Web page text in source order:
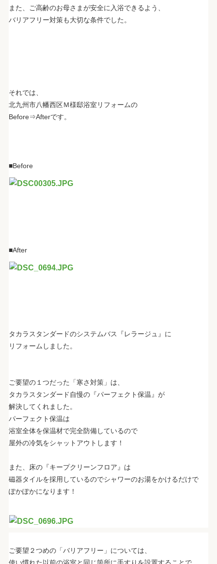
また、ご高齢のお母さまが安全に入浴できるよう、
バリアフリー対策も大切な条件でした。
それでは、
北九州市八幡西区Ｍ様邸浴室リフォームの
Before⇒Afterです。
■Before
■After
タカラスタンダードのシステムバス『レラージュ』に
リフォームしました。
ご要望の１つだった「寒さ対策」は、
タカラスタンダード自慢の『パーフェクト保温』が
解決してくれました。
パーフェクト保温は
浴室全体を保温材で完全防備しているので
屋外の冷気をシャットアウトします！
また、床の『キープクリーンフロア』は
磁器タイルを採用しているのでシャワーのお湯をかけるだけで
ぽかぽかになります！
ご要望２つめの「バリアフリー」については、